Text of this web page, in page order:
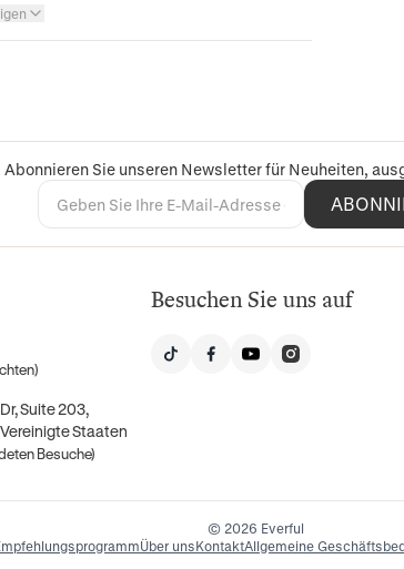
Abonnieren Sie unseren Newsletter für Neuheiten,
Suite 203,
Staaten
Besuche)
Besuchen Sie uns auf
© 2026 Everful
Über unsKontaktAllgemeine